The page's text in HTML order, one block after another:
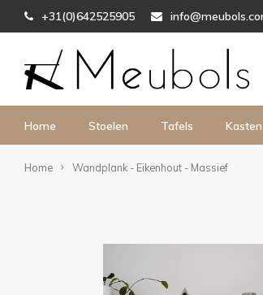
+31(0)642525905
Home Stoelen Tafels
Home Wandplank - Eikenhout - Massief